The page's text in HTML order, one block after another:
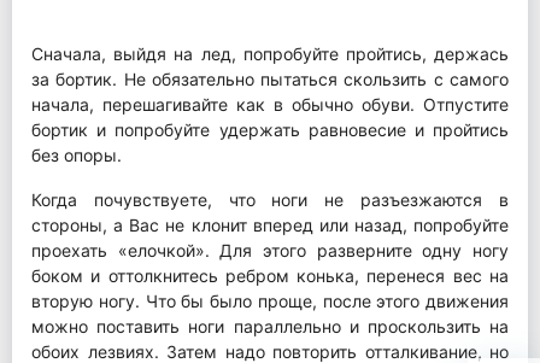
Сначала, выйдя на лед, попробуйте пройтись, держась
за бортик. Не обязательно пытаться скользить с самого
начала, перешагивайте как в обычно обуви. Отпустите
бортик и попробуйте удержать равновесие и пройтись
без опоры.
Когда почувствуете, что ноги не разъезжаются в
стороны, а Вас не клонит вперед или назад, попробуйте
проехать «елочкой». Для этого разверните одну ногу
боком и оттолкнитесь ребром конька, перенеся вес на
вторую ногу. Что бы было проще, после этого движения
можно поставить ноги параллельно и проскользить на
обоих лезвиях. Затем надо повторить отталкивание, но